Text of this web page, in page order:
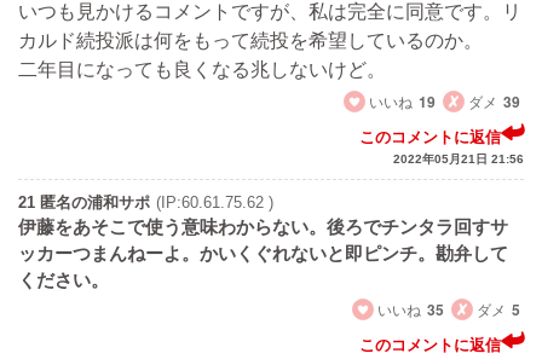
いつも見かけるコメントですが、私は完全に同意です。リ
カルド続投派は何をもって続投を希望しているのか。
二年目になっても良くなる兆しないけど。
いいね 19 ダメ 39
このコメントに返信
2022年05月21日 21:56
21 匿名の浦和サポ (IP:60.61.75.62 )
伊藤をあそこで使う意味わからない。後ろでチンタラ回すサ
ッカーつまんねーよ。かいくぐれないと即ピンチ。勘弁して
ください。
いいね 35 ダメ 5
このコメントに返信